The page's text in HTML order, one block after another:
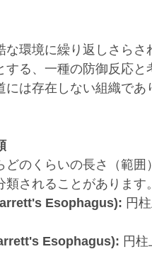
な環境に繰り返しさら
る、一種の防御反応
は存在しない組織で
のくらいの長さ（範
されることがあります。
Esophagus): 円
Esophagus): 円